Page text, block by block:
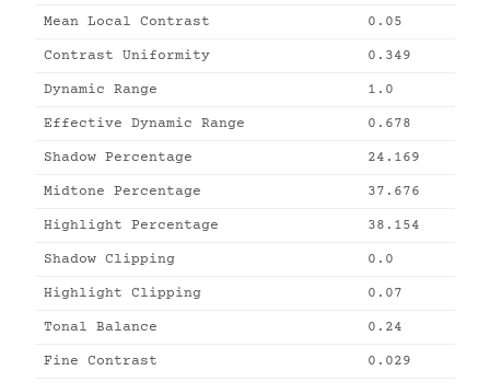
Mean Local Contrast 0.05
Contrast Uniformity 0.349
Dynamic Range 1.0
Effective Dynamic Range 0.678
Shadow Percentage 24.169
Midtone Percentage 37.676
Highlight Percentage 38.154
Shadow Clipping 0.0
Highlight Clipping 0.07
Tonal Balance 0.24
Fine Contrast 0.029